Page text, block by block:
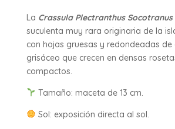
La Crassula Plectranthus Socotranus
suculenta muy rara originaria de la
con hojas gruesas y redondeadas de
grisáceo que crecen en densas
compactos.
Tamaño: maceta de 13 cm.
Sol: exposición directa al sol.